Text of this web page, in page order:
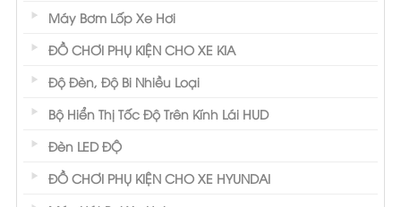
Máy Bơm Lốp Xe Hơi
ĐỒ CHƠI PHỤ KIỆN CHO XE KIA
Độ Đèn, Độ Bi Nhiều Loại
Bộ Hiển Thị Tốc Độ Trên Kính Lái HUD
Đèn LED ĐỘ
ĐỒ CHƠI PHỤ KIỆN CHO XE HYUNDAI